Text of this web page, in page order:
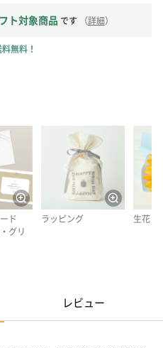
ト対象商品 です （詳細）
無料！
ド
グリ
ラッピング 生花
レビュー